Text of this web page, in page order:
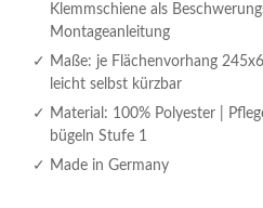
Klemmschiene als
Montageanleitung
Maße: je Flächenvorhang
leicht selbst kürzbar
Material: 100% Polyester |
bügeln Stufe 1
Made in Germany